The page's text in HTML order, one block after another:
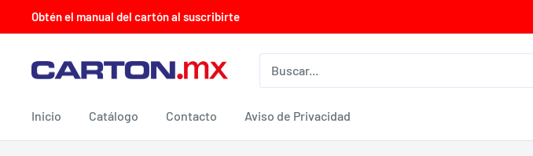
directamente
contenido
Obtén el manual del cartón al suscribirte
CARTON.MX
Inicio Catálogo Contacto Aviso de Privacidad